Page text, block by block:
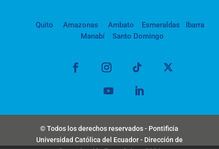
Quito Amazonas Ambato Esmeraldas
Ibarra
Manabí
Santo Domingo
© Todos los derechos reservados - Pontificia
Universidad Católica del Ecuador - Dirección de